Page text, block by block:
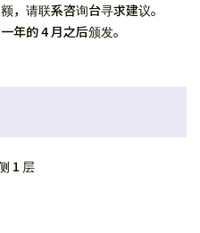
，请联系咨询台寻求建议。
年的 4 月之后颁发。
1 层